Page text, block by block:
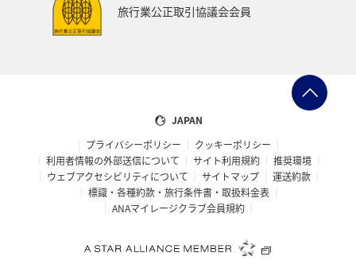
旅行業公正取引協議会会員
JAPAN
プライバシーポリシー
クッキーポリシー
利用者情報の外部送信について
サイト利用規約
推奨環境
ウェブアクセシビリティについて
サイトマップ
運送約款
標識・各種約款・旅行条件書・取扱料金表
ANAマイレージクラブ会員規約